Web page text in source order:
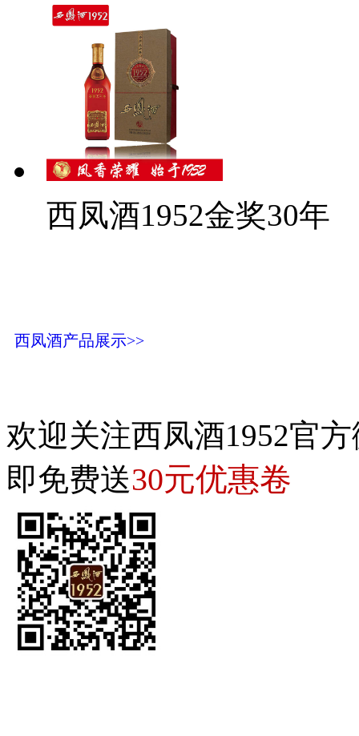
西凤酒1952金奖30年
西凤酒产品展示>>
欢迎关注西凤酒1952官
即免费送30元优惠卷